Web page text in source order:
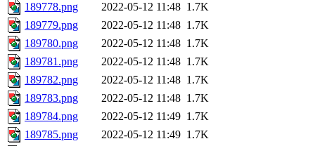
189778.png
2022-05-12 11:48 1.7K
189779.png
2022-05-12 11:48 1.7K
189780.png
2022-05-12 11:48 1.7K
189781.png
2022-05-12 11:48 1.7K
189782.png
2022-05-12 11:48 1.7K
189783.png
2022-05-12 11:48 1.7K
189784.png
2022-05-12 11:49 1.7K
189785.png
2022-05-12 11:49 1.7K